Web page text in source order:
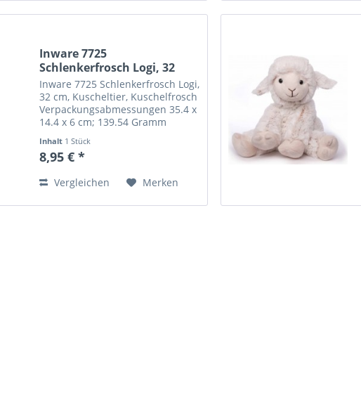
Inware 7725
Schlenkerfrosch Logi, 32
cm,...
Inware 7725 Schlenkerfrosch Logi,
32 cm, Kuscheltier, Kuschelfrosch
Verpackungsabmessungen ‎35.4 x
14.4 x 6 cm; 139.54 Gramm
Herstellers ‎Ab 3 Jahren
Modellnummer ‎7725 Modell ‎7725
Inhalt 1 Stück
8,95 € *
Vergleichen Merken